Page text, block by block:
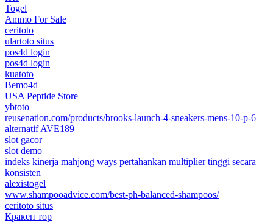
Togel
Ammo For Sale
ceritoto
ulartoto situs
pos4d login
pos4d login
kuatoto
Bemo4d
USA Peptide Store
ybtoto
reusenation.com/products/brooks-launch-4-sneakers-mens-10-p-6
alternatif AVE189
slot gacor
slot demo
indeks kinerja mahjong ways pertahankan multiplier tinggi secara
konsisten
alexistogel
www.shampooadvice.com/best-ph-balanced-shampoos/
ceritoto situs
Кракен тор